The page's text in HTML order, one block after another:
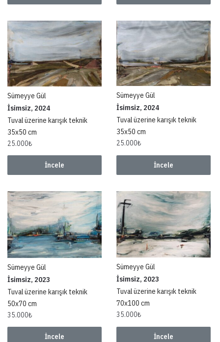
Sümeyye Gül
İsimsiz, 2024
Tuval üzerine karışık teknik
35x50 cm
25.000₺
İncele
Sümeyye Gül
İsimsiz, 2024
Tuval üzerine karışık teknik
35x50 cm
25.000₺
İncele
Sümeyye Gül
İsimsiz, 2023
Tuval üzerine karışık teknik
50x70 cm
35.000₺
İncele
Sümeyye Gül
İsimsiz, 2023
Tuval üzerine karışık teknik
70x100 cm
35.000₺
İncele